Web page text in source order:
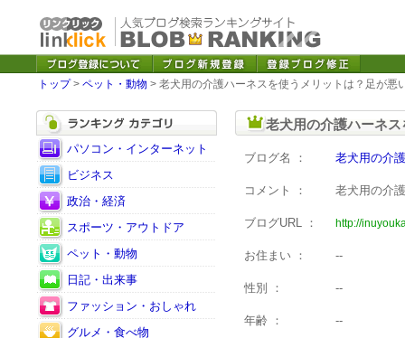
トップ> ペット・動物 > 老犬用の介護ハーネスを使うメリットは？足が悪
パソコン・インターネット
ビジネス
政治・経済
スポーツ・アウトドア
ペット・動物
日記・出来事
ファッション・おしゃれ
グルメ・食べ物
老犬用の介護ハーネ
ブログ名 ： 老犬用の介
コメント ： 老犬用の介
ブログURL ： http://
お住まい ： --
性別 ： --
年齢 ： --